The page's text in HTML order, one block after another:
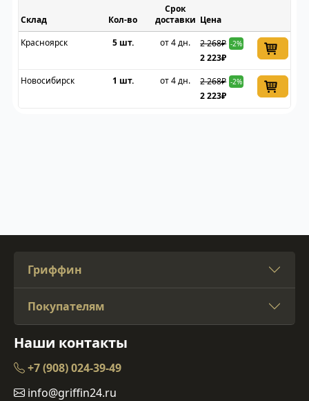
Склад
Срок
доставки Цена
Красноярск
5 шт. от 4 дн. 2 268₽ -2%
2 223₽
Новосибирск
1 шт. от 4 дн. 2 268₽ -2%
2 223₽
Гриффин
Покупателям
Наши контакты
+7 (908) 024-39-49
info@griffin24.ru